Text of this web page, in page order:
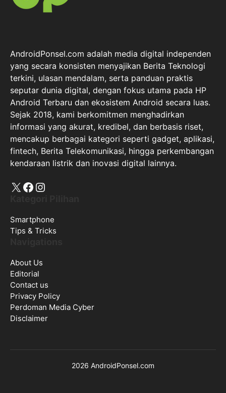
AndroidPonsel.com adalah media digital independen
yang secara konsisten menyajikan Berita Teknologi
terkini, ulasan mendalam, serta panduan praktis
seputar dunia digital, dengan fokus utama pada HP
Android Terbaru dan ekosistem Android secara luas.
Sejak 2018, kami berkomitmen menghadirkan
informasi yang akurat, kredibel, dan berbasis riset,
mencakup berbagai kategori seperti gadget, aplikasi,
fintech, Berita Telekomunikasi, hingga perkembangan
kendaraan listrik dan inovasi digital lainnya.
X Facebook
Instagram
Smartphone
Tips & Tricks
About Us
Editorial
Contact us
Privacy Policy
Perdoman Media Cyber
Disclaimer
2026 AndroidPonsel.com